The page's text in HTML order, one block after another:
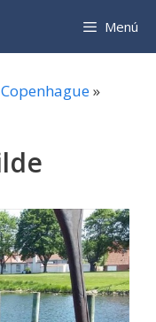
Menú
»